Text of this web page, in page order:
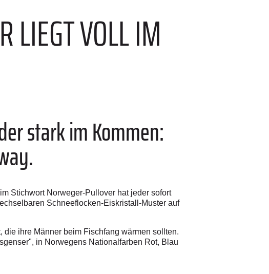
LIEGT VOLL IM
stark im Kommen:
Stichwort Norweger-Pullover hat jeder sofort
Schneeflocken-Eiskristall-Muster auf
ihre Männer beim Fischfang wärmen sollten.
in Norwegens Nationalfarben Rot, Blau